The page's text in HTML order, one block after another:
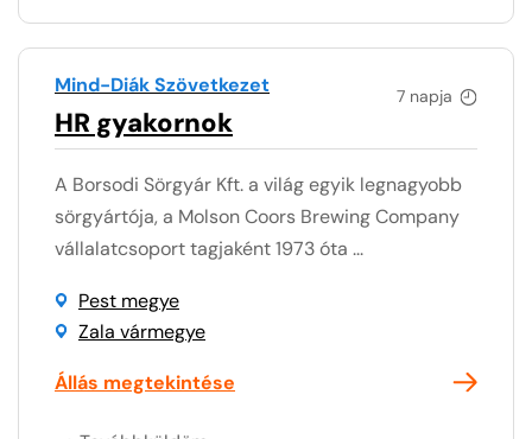
7 napja
Mind-Diák Szövetkezet
HR gyakornok
A Borsodi Sörgyár Kft. a világ egyik legnagyobb
sörgyártója, a Molson Coors Brewing Company
vállalatcsoport tagjaként 1973 óta ...
Pest megye
Zala vármegye
Állás megtekintése